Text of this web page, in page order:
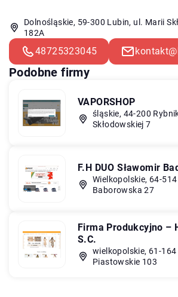
Dolnośląskie, 59-300 Lubin, ul. Marii
182A
48725323045
Podobne firmy
VAPORSHOP
śląskie, 44-200
Skłodowskiej 7
F.H DUO Sławomir
Wielkopolskie, 64-
Baborowska 27
Firma Produkcyjno –
S.C.
wielkopolskie, 61-
Piastowskie 103